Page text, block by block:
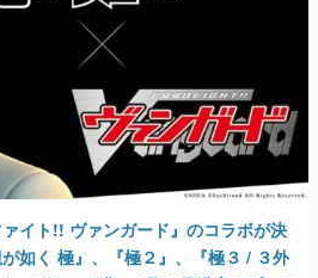
〜ゲームクリエイターの青春〜
ペンと箸』等で知られるマンガ家・田中圭
ーム業界レポートマンガです。
ムは面白い？
hamatsu氏がゲームの魅力を画面や操作の
ら解き明かしていく、硬派で骨太な評論連載
技」「ラスボス」… ゲームにまつわる言葉
変遷を、コンピューター文化史研究家・タ
底調査。
ァイト!! ヴァンガード』のコラボが決
如く 極』、『極２』、『極３ / ３外